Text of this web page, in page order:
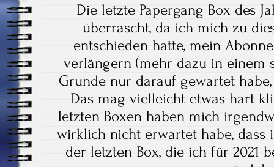
Die letzte Papergang Box des
überrascht, da ich mich zu
entschieden hatte, mein
verlängern (mehr dazu in einem
Grunde nur darauf gewartet
Das mag vielleicht etwas hart
letzten Boxen haben mich
wirklich nicht erwartet habe, dass
der letzten Box, die ich für 2021